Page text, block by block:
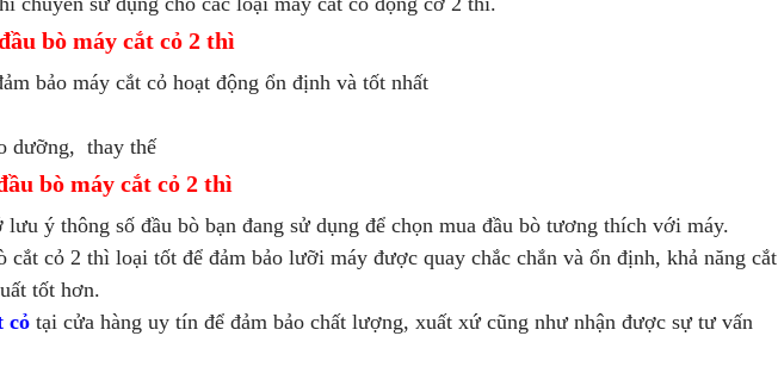
bò máy cắt cỏ 2 thì
bảo máy cắt cỏ hoạt động ổn định và tốt nhất
dưỡng, thay thế
bò máy cắt cỏ 2 thì
lưu ý thông số đầu bò bạn đang sử dụng để chọn mua đầu bò tương thích với máy.
cắt cỏ 2 thì loại tốt để đảm bảo lưỡi máy được quay chắc chắn và ổn định, khả năng cắt
tốt hơn.
cỏ tại cửa hàng uy tín để đảm bảo chất lượng, xuất xứ cũng như nhận được sự tư vấn